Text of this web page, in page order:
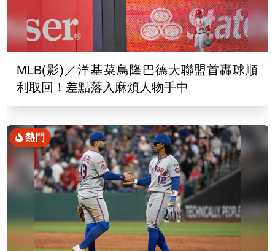
MLB(影)／洋基菜鳥隆巴德大聯盟首轟球順
利取回！差點落入麻煩人物手中
熱門